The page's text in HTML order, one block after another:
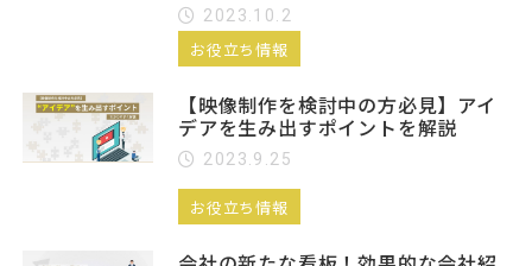
2023.10.2
お役立ち情報
【映像制作を検討中の方必見】アイ
デアを生み出すポイントを解説
2023.9.25
お役立ち情報